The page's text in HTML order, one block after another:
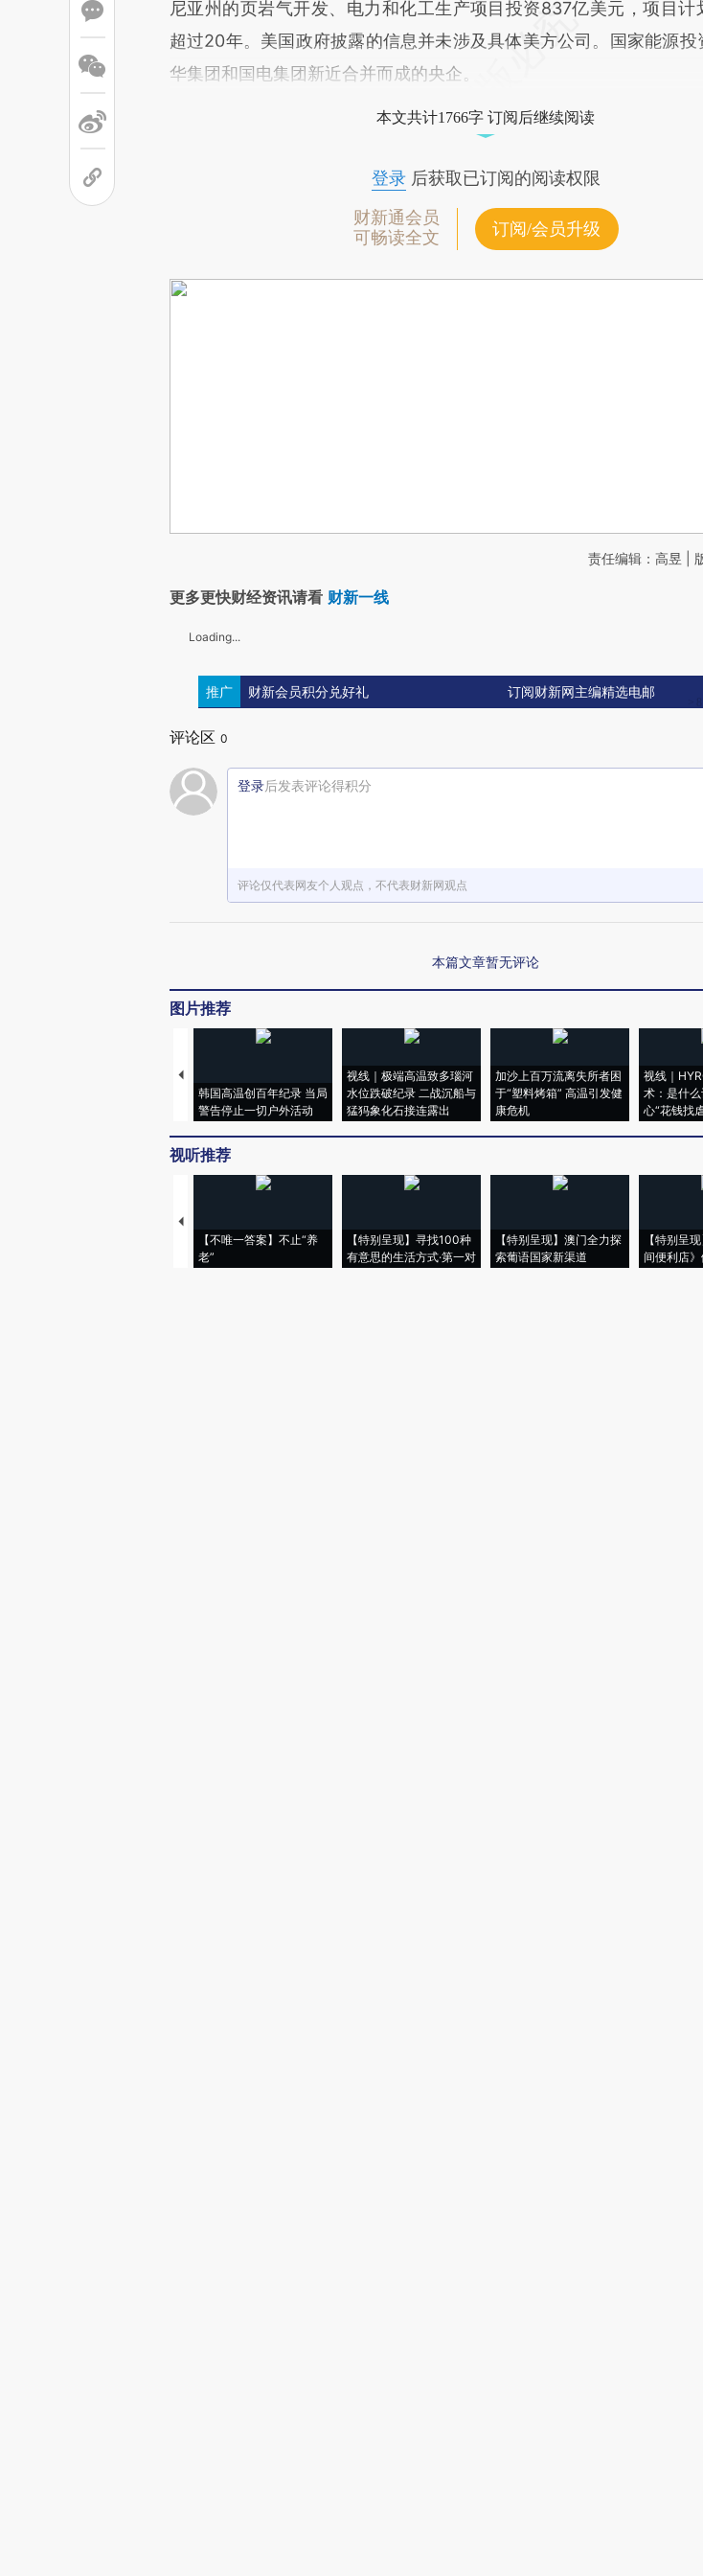
尼亚州的页岩气开发、电力和化工生产项目投资837亿美元，项目计
超过20年。美国政府披露的信息并未涉及具体美方公司。国家能源投
华集团和国电集团新近合并而成的央企。
本文共计1766字 订阅后继续阅读
登录后获取已订阅的阅读权限
财新通会员
可畅读全文
订阅/会员升级
责任编辑：高昱 |
更多更快财经资讯请看 财新一线
Loading...
推广 财新会员积分兑好礼 订阅财新网主编精选电邮
评论区 0
登录后发表评论得积分
评论仅代表网友个人观点，不代表财新网观点
本篇文章暂无评论
图片推荐
韩国高温创百年纪录 当局
警告停止一切户外活动
视线｜极端高温致多瑙河
水位跌破纪录 二战沉船与
猛犸象化石接连露出
加沙上百万流离失所者困
于“塑料烤箱” 高温引发健
康危机
视线｜
术：是什
心“花钱找
视听推荐
【不唯一答案】不止“养
老”
【特别呈现】寻找100种
有意思的生活方式·第一对
【特别呈现】澳门全力探
索葡语国家新渠道
【特别呈
间便利店